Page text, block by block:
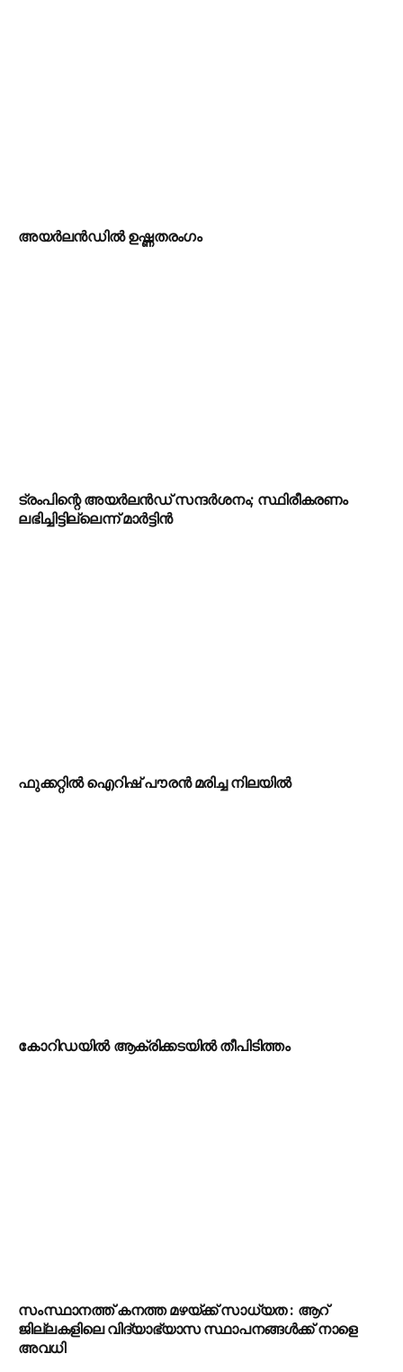
അയർലൻഡിൽ ഉഷ്ണതരംഗം
ട്രംപിന്റെ അയർലൻഡ് സന്ദർശനം; സ്ഥിരീകരണം
ലഭിച്ചിട്ടില്ലെന്ന് മാർട്ടിൻ
ഫുക്കറ്റിൽ ഐറിഷ് പൗരൻ മരിച്ച നിലയിൽ
കോറിഡയിൽ ആക്രിക്കടയിൽ തീപിടിത്തം
സംസ്ഥാനത്ത് കനത്ത മഴയ്ക്ക് സാധ്യത : ആറ്
ജില്ലകളിലെ വിദ്യാഭ്യാസ സ്ഥാപനങ്ങൾക്ക് നാളെ
അവധി